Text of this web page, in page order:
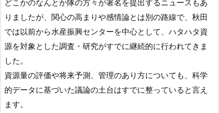
どこかのなんとか隊の方々が署名を提出するニュースもあ
りましたが、関心の高まりや感情論とは別の路線で、秋田
では以前から水産振興センターを中心として、ハタハタ資
源を対象とした調査・研究がすでに継続的に行われてきま
した。
資源量の評価や将来予測、管理のあり方についても、科学
的データに基づいた議論の土台はすでに整っていると言え
ます。